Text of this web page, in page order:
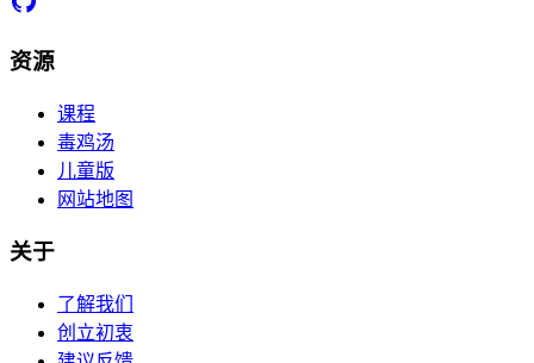
资源
课程
毒鸡汤
儿童版
网站地图
关于
了解我们
创立初衷